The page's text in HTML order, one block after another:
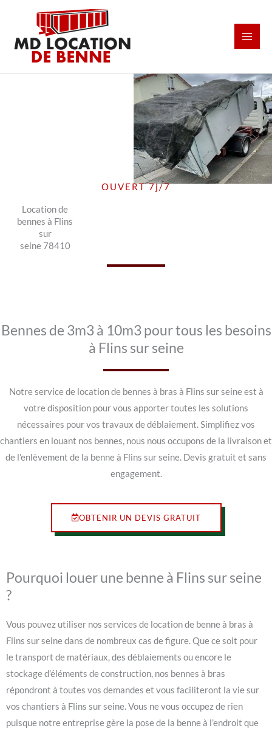
contenu
OUVERT 7j/7
Location de
bennes à Flins
sur
seine 78410
Bennes de 3m3 à 10m3 pour tous les besoins
à Flins sur seine
Notre service de location de bennes à bras à Flins sur seine est à
votre disposition pour vous apporter toutes les solutions
nécessaires pour vos travaux de déblaiement. Simplifiez vos
chantiers en louant nos bennes, nous nous occupons de la livraison et
de l’enlèvement de la benne à Flins sur seine. Devis gratuit et sans
engagement.
OBTENIR UN DEVIS GRATUIT
Pourquoi louer une benne à Flins sur seine
?
Vous pouvez utiliser nos services de location de benne à bras à
Flins sur seine dans de nombreux cas de figure. Que ce soit pour
le transport de matériaux, des déblaiements ou encore le
stockage d’éléments de construction, nos bennes à bras
répondront à toutes vos demandes et vous faciliteront la vie sur
vos chantiers à Flins sur seine. Vous ne vous occupez de rien
puisque notre entreprise gère la pose de la benne à l’endroit que